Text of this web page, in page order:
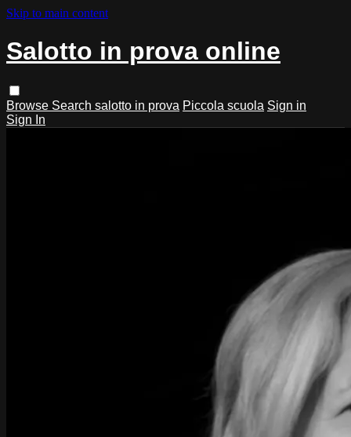
Skip to main content
Salotto in prova online
Browse Search salotto in prova Piccola scuola Sign in
Sign In